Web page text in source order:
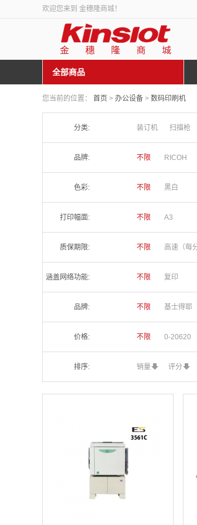
欢迎您来到 金穗隆商城！
全部商品
您当前的位置： 首页 > 办公设备 > 数码印刷机
分类: 装订机 扫描枪
品牌: 不限 RICOH
色彩: 不限 黑白
打印幅面: 不限 A3
质保期限: 不限 高速（每
涵盖网络功能: 不限 复印
品牌: 不限 基士得耶
价格: 不限 0-20620
排序: 销量 评分